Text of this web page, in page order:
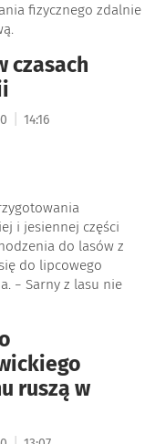
fizycznego zdalnie
czasach
14:16
i jesiennej części
do lasów z
do lipcowego
− Sarny z lasu nie
ruszą w